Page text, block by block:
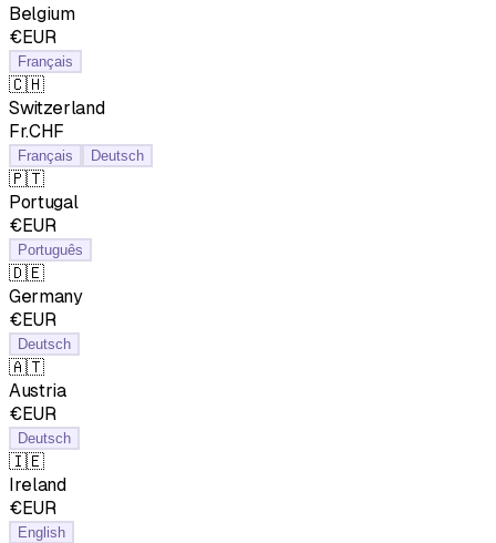
Belgium
€EUR
Français
🇨🇭
Switzerland
Fr.CHF
Français Deutsch
🇵🇹
Portugal
€EUR
Português
🇩🇪
Germany
€EUR
Deutsch
🇦🇹
Austria
€EUR
Deutsch
🇮🇪
Ireland
€EUR
English